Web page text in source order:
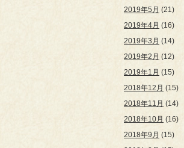
2019年5月 (21)
2019年4月 (16)
2019年3月 (14)
2019年2月 (12)
2019年1月 (15)
2018年12月 (15)
2018年11月 (14)
2018年10月 (16)
2018年9月 (15)